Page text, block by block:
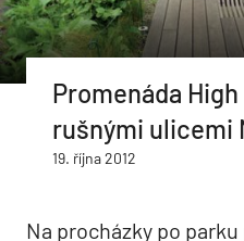
Promenáda
rušnými ulicemi
19. října 2012
Na procházky po